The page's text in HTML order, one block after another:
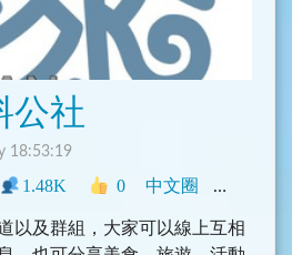
公社
18:53:19
1.48K 0 中文圈 臺灣
以及群組，大家可以線上互相